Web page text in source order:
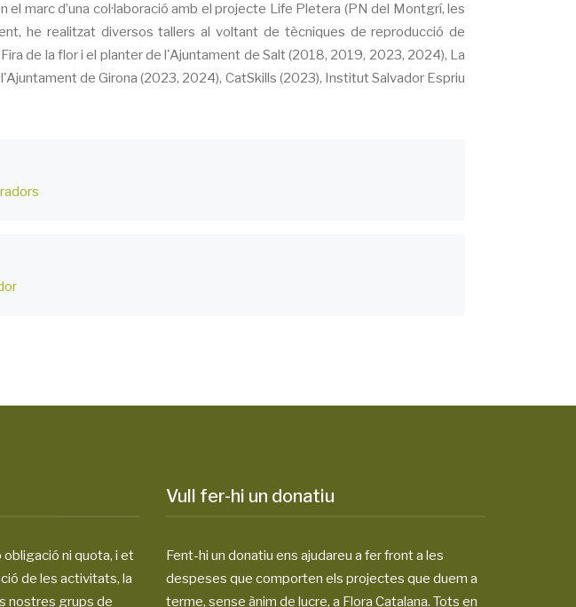
marc d’una col·laboració amb el projecte Life Pletera (PN del Montgrí, les
he realitzat diversos tallers al voltant de tècniques de reproducció de
de la flor i el planter de l'Ajuntament de Salt (2018, 2019, 2023, 2024), La
de Girona (2023, 2024), CatSkills (2023), Institut Salvador Espriu
ni quota, i et
de les activitats, la
nostres grups de
Vull fer-hi un donatiu
Fent-hi un donatiu ens ajudareu a fer front a les
despeses que comporten els projectes que duem a
terme, sense ànim de lucre, a Flora Catalana. Tots en